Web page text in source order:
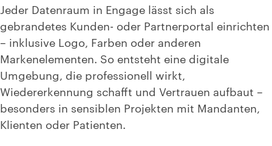
Jeder Datenraum in Engage lässt sich als
gebrandetes Kunden- oder Partnerportal einrichten
– inklusive Logo, Farben oder anderen
Markenelementen. So entsteht eine digitale
Umgebung, die professionell wirkt,
Wiedererkennung schafft und Vertrauen aufbaut –
besonders in sensiblen Projekten mit Mandanten,
Klienten oder Patienten.